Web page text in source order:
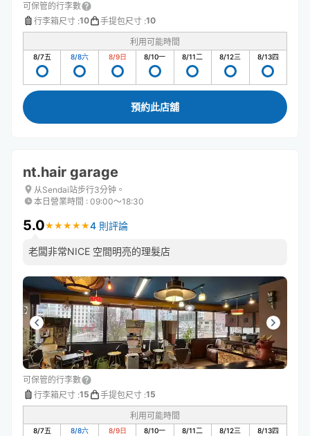
可保管的行李數
行李箱尺寸 :10 手提包尺寸 :10
利用可能時間
8/7五 8/8六 8/9日 8/10一 8/11二 8/12三 8/13四
預約此店舖
nt.hair garage
从Sendai站步行3分钟。
本日營業時間 : 09:00〜18:30
5.0★ ★ ★ ★ ★
★ ★ ★ ★ ★4 則評論
老闆非常NICE 空間明亮的理髮店
可保管的行李數
行李箱尺寸 :15 手提包尺寸 :15
利用可能時間
8/7五 8/8六 8/9日 8/10一 8/11二 8/12三 8/13四